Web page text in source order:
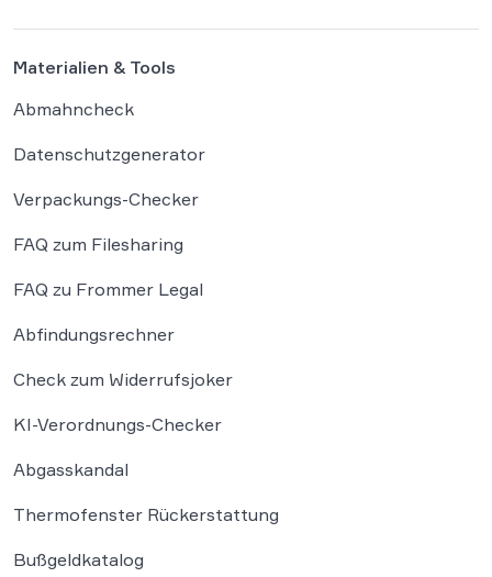
Materialien & Tools
Abmahncheck
Datenschutzgenerator
Verpackungs-Checker
FAQ zum Filesharing
FAQ zu Frommer Legal
Abfindungsrechner
Check zum Widerrufsjoker
KI-Verordnungs-Checker
Abgasskandal
Thermofenster Rückerstattung
Bußgeldkatalog